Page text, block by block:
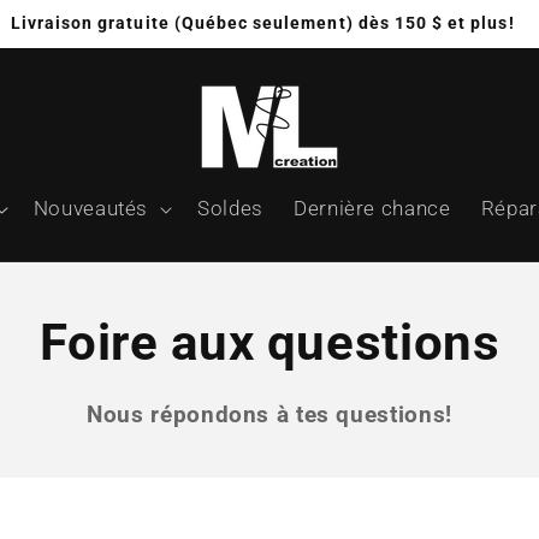
Livraison gratuite (Québec seulement) dès 150 $ et plus!
Nouveautés Soldes Dernière chance
Foire aux questions
Nous répondons à tes questions!